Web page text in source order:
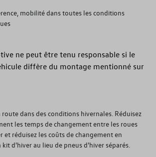
mobilité dans toutes les conditions
ne peut être tenu responsable si le
diffère du montage mentionné sur
route dans des conditions hivernales. Réduisez
les temps de changement entre les roues
et réduisez les coûts de changement en
kit d'hiver au lieu de pneus d'hiver séparés.